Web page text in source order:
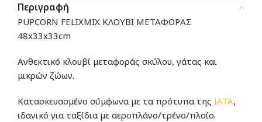
Περιγραφή
PUPCORN FELIXMIX ΚΛΟΥΒΙ ΜΕΤΑΦΟΡΑΣ
48x33x33cm
Ανθεκτικό κλουβί μεταφοράς σκύλου, γάτας και
μικρών ζώων.
Κατασκευασμένο σύμφωνα με τα πρότυπα της IATA,
ιδανικό για ταξίδια με αεροπλάνο/τρένο/πλοίο.